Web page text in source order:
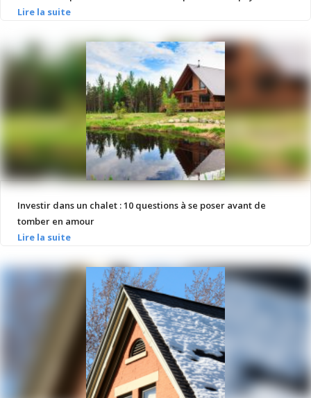
Investir dans un chalet : 10 questions à se poser avant de
tomber en amour